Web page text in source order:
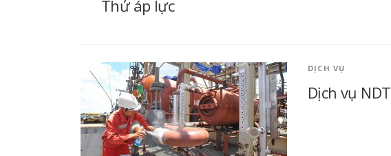
Thử áp lực
DỊCH VỤ
Dịch vụ NDT